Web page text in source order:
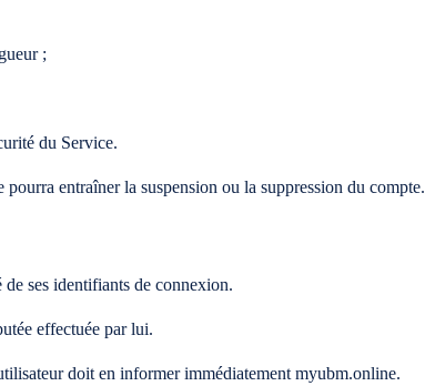
;
du Service.
entraîner la suspension ou la suppression du compte.
ses identifiants de connexion.
effectuée par lui.
doit en informer immédiatement myubm.online.